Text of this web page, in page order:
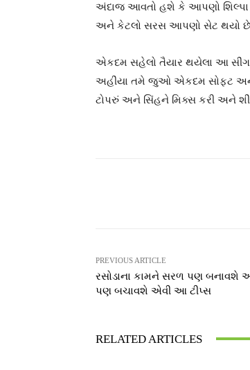
અંદાજ આવતો હશે કે આપણો શિલ્પા
અને કેટલો સરસ આપણો સેટ થયો છે
એકદમ સહેલો તૈયાર થયેલા આ સીંગ
અહીંયા તમે જુઓ એકદમ સોફ્ટ અને
ટોપરું અને સિંહને મિક્સ કરી અને
PREVIOUS ARTICLE
રસોડાના કામને સરળ પણ બનાવશે
પણ બચાવશે એવી આ ટીપ્સ
RELATED ARTICLES